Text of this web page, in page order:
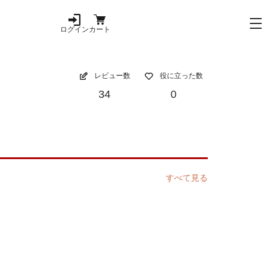
ログインカート
レビュー数
34
役に立った数
0
すべて見る